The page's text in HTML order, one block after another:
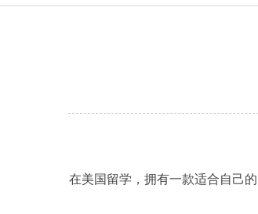
在美国留学，拥有一款适合自己